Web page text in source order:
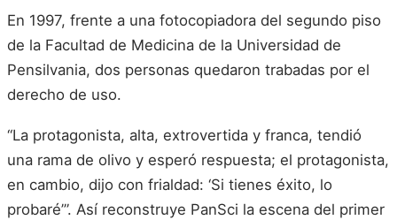
En 1997, frente a una fotocopiadora del segundo piso
de la Facultad de Medicina de la Universidad de
Pensilvania, dos personas quedaron trabadas por el
derecho de uso.
“La protagonista, alta, extrovertida y franca, tendió
una rama de olivo y esperó respuesta; el protagonista,
en cambio, dijo con frialdad: ‘Si tienes éxito, lo
probaré’”. Así reconstruye PanSci la escena del primer